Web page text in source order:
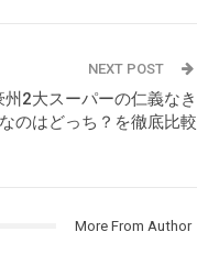
NEXT POST
2大スーパーの仁義なき
のはどっち？を徹底比較
More From Author